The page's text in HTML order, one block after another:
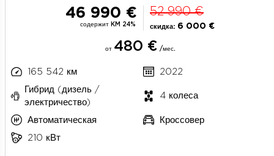
46 990 €
содержит KM 24%
52 990 €
скидка: 6 000 €
от 480 € /мес.
165 542 км
2022
Гибрид (дизель /
электричество)
4 колеса
Автоматическая
Кроссовер
210 кВт